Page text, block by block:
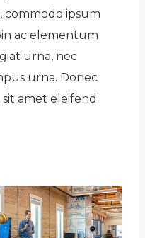
commodo ipsum
ac elementum
urna, nec
urna. Donec
amet eleifend